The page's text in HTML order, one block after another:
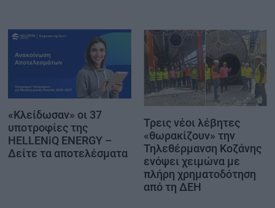
«Κλείδωσαν» οι 37
υποτροφίες της
HELLENiQ ENERGY –
Δείτε τα αποτελέσματα
Τρεις νέοι λέβητες
«θωρακίζουν» την
Τηλεθέρμανση Κοζάνης
ενόψει χειμώνα με
πλήρη χρηματοδότηση
από τη ΔΕΗ